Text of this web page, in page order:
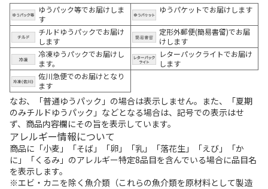
ゆうパック等でお届けしま
す
ゆうパケットでお届けします
チルドゆうパックでお届け
します
定形外郵便(簡易書留)でお届
けします
冷凍ゆうパックでお届けし
ます。
レターパックライトでお届け
します
佐川急便でのお届けとなり
ます
なお、「普通ゆうパック」の場合は表示しません。また、「夏期
のみチルドゆうパック」などとなる場合は、記号での表示はせ
ず、商品内容欄にその旨を表示しています。
アレルギー情報について
商品に「小麦」「そば」「卵」「乳」「落花生」「えび」「か
に」「くるみ」のアレルギー特定8品目を含んでいる場合に品目名
を表示します。
※エビ・カニを除く魚介類（これらの魚介類を原材料として製造